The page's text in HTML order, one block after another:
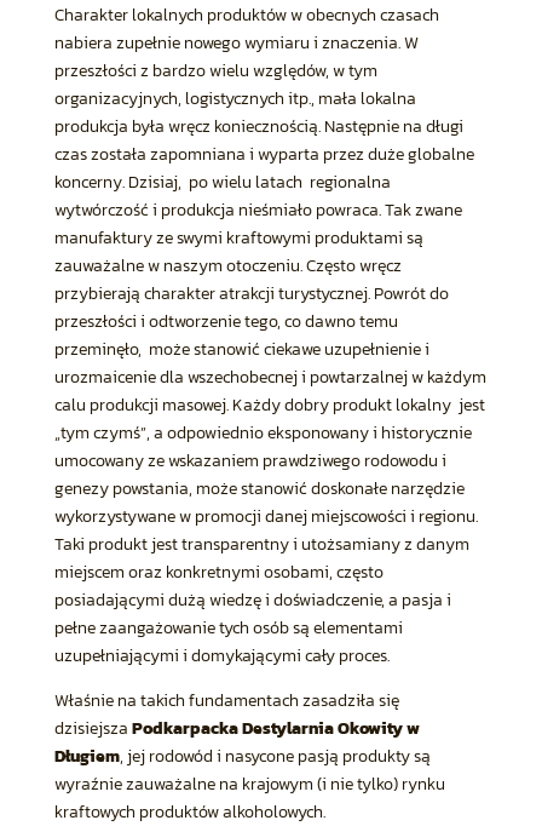
Charakter lokalnych produktów w obecnych czasach
nabiera zupełnie nowego wymiaru i znaczenia. W
przeszłości z bardzo wielu względów, w tym
organizacyjnych, logistycznych itp., mała lokalna
produkcja była wręcz koniecznością. Następnie na długi
czas została zapomniana i wyparta przez duże globalne
koncerny. Dzisiaj, po wielu latach regionalna
wytwórczość i produkcja nieśmiało powraca. Tak zwane
manufaktury ze swymi kraftowymi produktami są
zauważalne w naszym otoczeniu. Często wręcz
przybierają charakter atrakcji turystycznej. Powrót do
przeszłości i odtworzenie tego, co dawno temu
przeminęło, może stanowić ciekawe uzupełnienie i
urozmaicenie dla wszechobecnej i powtarzalnej w każdym
calu produkcji masowej. Każdy dobry produkt lokalny jest
„tym czymś”, a odpowiednio eksponowany i historycznie
umocowany ze wskazaniem prawdziwego rodowodu i
genezy powstania, może stanowić doskonałe narzędzie
wykorzystywane w promocji danej miejscowości i regionu.
Taki produkt jest transparentny i utożsamiany z danym
miejscem oraz konkretnymi osobami, często
posiadającymi dużą wiedzę i doświadczenie, a pasja i
pełne zaangażowanie tych osób są elementami
uzupełniającymi i domykającymi cały proces.
Właśnie na takich fundamentach zasadziła się
dzisiejszaPodkarpacka Destylarnia Okowity w
Długiem, jej rodowód i nasycone pasją produkty są
wyraźnie zauważalne na krajowym (i nie tylko) rynku
kraftowych produktów alkoholowych.